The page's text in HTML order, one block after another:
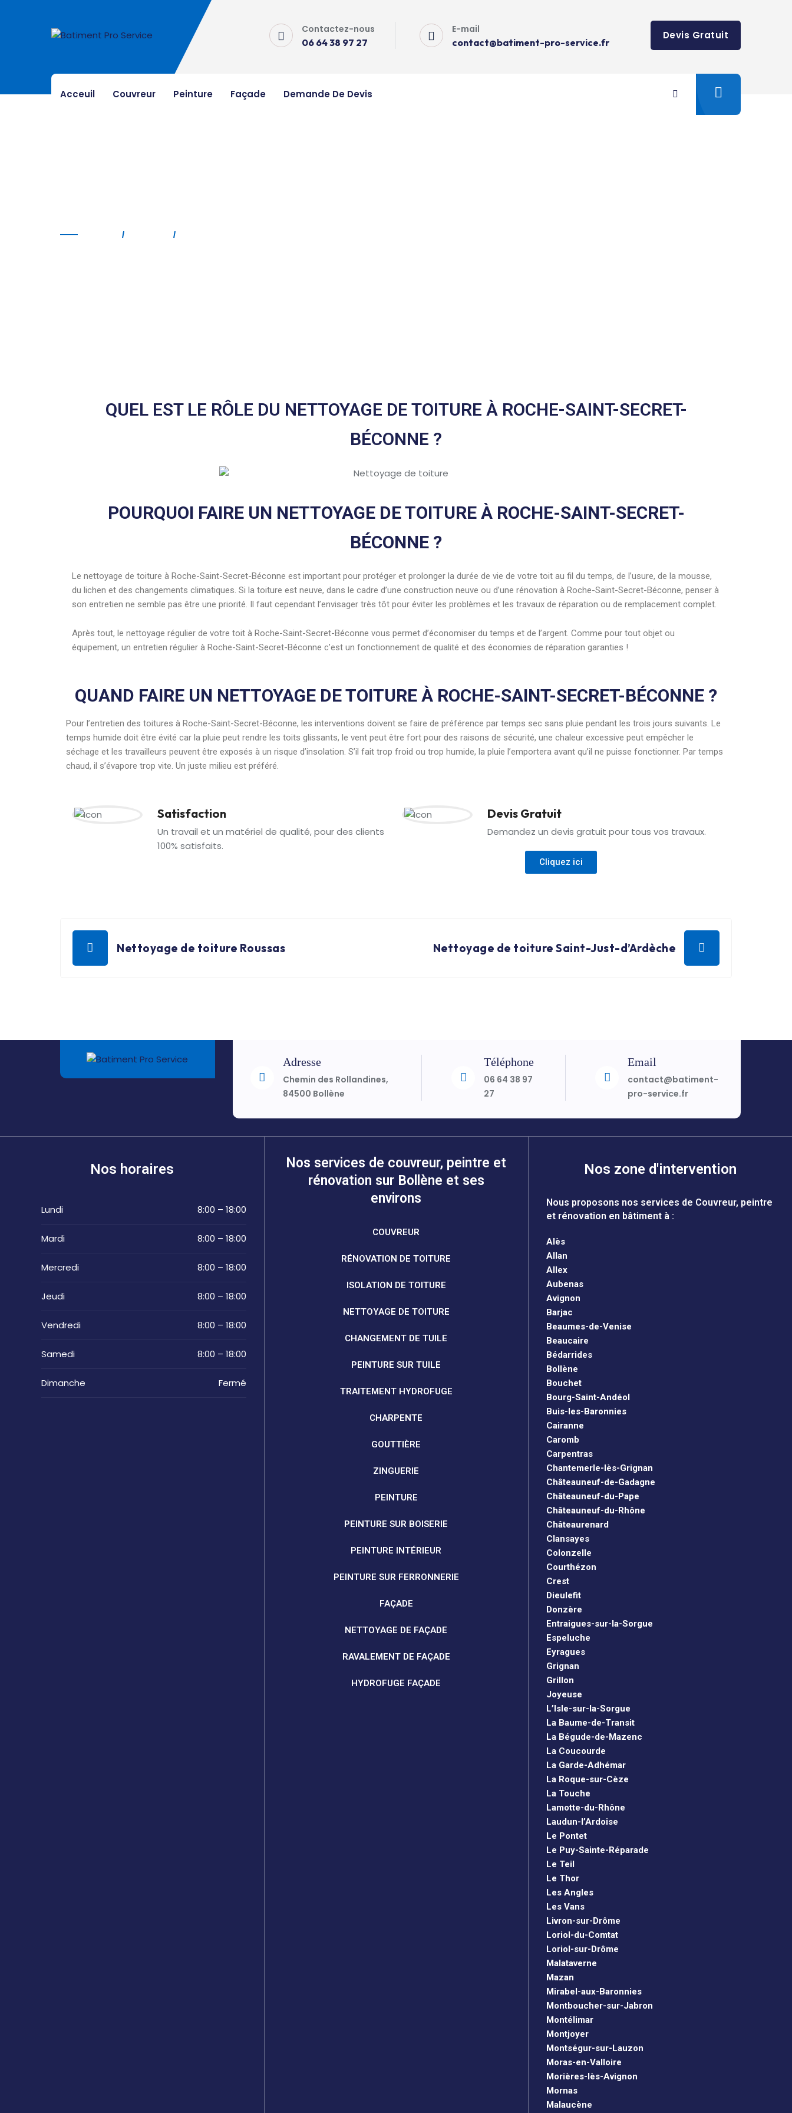
Contactez-nous
06 64 38 97 27
E-mail
contact@batiment-pro-service.fr
Devis Gratuit
Acceuil Couvreur Peinture Façade Demande De Devis
QUEL EST LE RÔLE DU NETTOYAGE DE TOITURE À ROCHE-SAINT-SECRET-
BÉCONNE ?
POURQUOI FAIRE UN NETTOYAGE DE TOITURE À ROCHE-SAINT-SECRET-
BÉCONNE ?
Le nettoyage de toiture à Roche-Saint-Secret-Béconne est important pour protéger et prolonger la durée de vie de votre toit au fil du temps, de l’usure, de la mousse,
du lichen et des changements climatiques. Si la toiture est neuve, dans le cadre d’une construction neuve ou d’une rénovation à Roche-Saint-Secret-Béconne, penser à
son entretien ne semble pas être une priorité. Il faut cependant l’envisager très tôt pour éviter les problèmes et les travaux de réparation ou de remplacement complet.
Après tout, le nettoyage régulier de votre toit à Roche-Saint-Secret-Béconne vous permet d’économiser du temps et de l’argent. Comme pour tout objet ou
équipement, un entretien régulier à Roche-Saint-Secret-Béconne c’est un fonctionnement de qualité et des économies de réparation garanties !
QUAND FAIRE UN NETTOYAGE DE TOITURE À ROCHE-SAINT-SECRET-BÉCONNE ?
Pour l’entretien des toitures à Roche-Saint-Secret-Béconne, les interventions doivent se faire de préférence par temps sec sans pluie pendant les trois jours suivants. Le
temps humide doit être évité car la pluie peut rendre les toits glissants, le vent peut être fort pour des raisons de sécurité, une chaleur excessive peut empêcher le
séchage et les travailleurs peuvent être exposés à un risque d’insolation. S’il fait trop froid ou trop humide, la pluie l’emportera avant qu’il ne puisse fonctionner. Par temps
chaud, il s’évapore trop vite. Un juste milieu est préféré.
Satisfaction
Un travail et un matériel de qualité, pour des clients
100% satisfaits.
Devis Gratuit
Demandez un devis gratuit pour tous vos travaux.
Cliquez ici
Nettoyage de toiture Roussas Nettoyage de toiture Saint-Just-d’Ardèche
Adresse
Chemin des Rollandines,
84500 Bollène
Téléphone
06 64 38 97
27
Email
contact@batiment-
pro-service.fr
Nos horaires
Lundi 8:00 – 18:00
Mardi 8:00 – 18:00
Mercredi 8:00 – 18:00
Jeudi 8:00 – 18:00
Vendredi 8:00 – 18:00
Samedi 8:00 – 18:00
Dimanche Fermé
Nos services de couvreur, peintre et
rénovation sur Bollène et ses
environs
COUVREUR
RÉNOVATION DE TOITURE
ISOLATION DE TOITURE
NETTOYAGE DE TOITURE
CHANGEMENT DE TUILE
PEINTURE SUR TUILE
TRAITEMENT HYDROFUGE
CHARPENTE
GOUTTIÈRE
ZINGUERIE
PEINTURE
PEINTURE SUR BOISERIE
PEINTURE INTÉRIEUR
PEINTURE SUR FERRONNERIE
FAÇADE
NETTOYAGE DE FAÇADE
RAVALEMENT DE FAÇADE
HYDROFUGE FAÇADE
Nos zone d'intervention
Nous proposons nos services de Couvreur, peintre
et rénovation en bâtiment à :
Alès
Allan
Allex
Aubenas
Avignon
Barjac
Beaumes-de-Venise
Beaucaire
Bédarrides
Bollène
Bouchet
Bourg-Saint-Andéol
Buis-les-Baronnies
Cairanne
Caromb
Carpentras
Chantemerle-lès-Grignan
Châteauneuf-de-Gadagne
Châteauneuf-du-Pape
Châteauneuf-du-Rhône
Châteaurenard
Clansayes
Colonzelle
Courthézon
Crest
Dieulefit
Donzère
Entraigues-sur-la-Sorgue
Espeluche
Eyragues
Grignan
Grillon
Joyeuse
L’Isle-sur-la-Sorgue
La Baume-de-Transit
La Bégude-de-Mazenc
La Coucourde
La Garde-Adhémar
La Roque-sur-Cèze
La Touche
Lamotte-du-Rhône
Laudun-l’Ardoise
Le Pontet
Le Puy-Sainte-Réparade
Le Teil
Le Thor
Les Angles
Les Vans
Livron-sur-Drôme
Loriol-du-Comtat
Loriol-sur-Drôme
Malataverne
Mazan
Mirabel-aux-Baronnies
Montboucher-sur-Jabron
Montélimar
Montjoyer
Montségur-sur-Lauzon
Moras-en-Valloire
Morières-lès-Avignon
Mornas
Malaucène